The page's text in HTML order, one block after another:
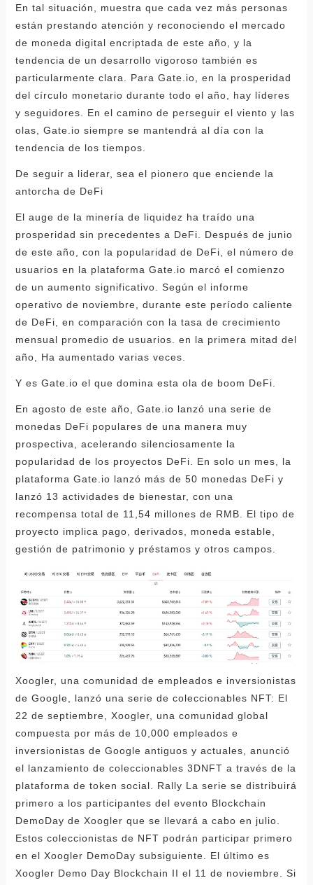
En tal situación, muestra que cada vez más personas
están prestando atención y reconociendo el mercado
de moneda digital encriptada de este año, y la
tendencia de un desarrollo vigoroso también es
particularmente clara. Para Gate.io, en la prosperidad
del círculo monetario durante todo el año, hay líderes
y seguidores. En el camino de perseguir el viento y las
olas, Gate.io siempre se mantendrá al día con la
tendencia de los tiempos.
De seguir a liderar, sea el pionero que enciende la
antorcha de DeFi
El auge de la minería de liquidez ha traído una
prosperidad sin precedentes a DeFi. Después de junio
de este año, con la popularidad de DeFi, el número de
usuarios en la plataforma Gate.io marcó el comienzo
de un aumento significativo. Según el informe
operativo de noviembre, durante este período caliente
de DeFi, en comparación con la tasa de crecimiento
mensual promedio de usuarios. en la primera mitad del
año, Ha aumentado varias veces.
Y es Gate.io el que domina esta ola de boom DeFi.
En agosto de este año, Gate.io lanzó una serie de
monedas DeFi populares de una manera muy
prospectiva, acelerando silenciosamente la
popularidad de los proyectos DeFi. En solo un mes, la
plataforma Gate.io lanzó más de 50 monedas DeFi y
lanzó 13 actividades de bienestar, con una
recompensa total de 11,54 millones de RMB. El tipo de
proyecto implica pago, derivados, moneda estable,
gestión de patrimonio y préstamos y otros campos.
Xoogler, una comunidad de empleados e inversionistas
de Google, lanzó una serie de coleccionables NFT: El
22 de septiembre, Xoogler, una comunidad global
compuesta por más de 10,000 empleados e
inversionistas de Google antiguos y actuales, anunció
el lanzamiento de coleccionables 3DNFT a través de la
plataforma de token social. Rally La serie se distribuirá
primero a los participantes del evento Blockchain
DemoDay de Xoogler que se llevará a cabo en julio.
Estos coleccionistas de NFT podrán participar primero
en el Xoogler DemoDay subsiguiente. El último es
Xoogler Demo Day Blockchain II el 11 de noviembre. Si